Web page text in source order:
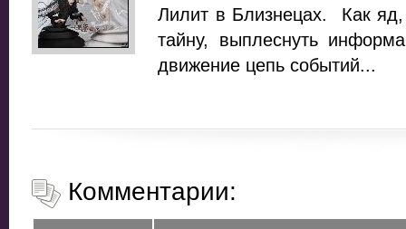
Лилит в Близнецах. Как яд,
тайну, выплеснуть
движение цепь событий...
Комментарии: